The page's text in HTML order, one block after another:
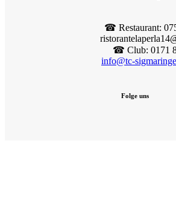
☎︎ Restaurant:
☎︎ Club: 0171
info@tc-
Folge uns